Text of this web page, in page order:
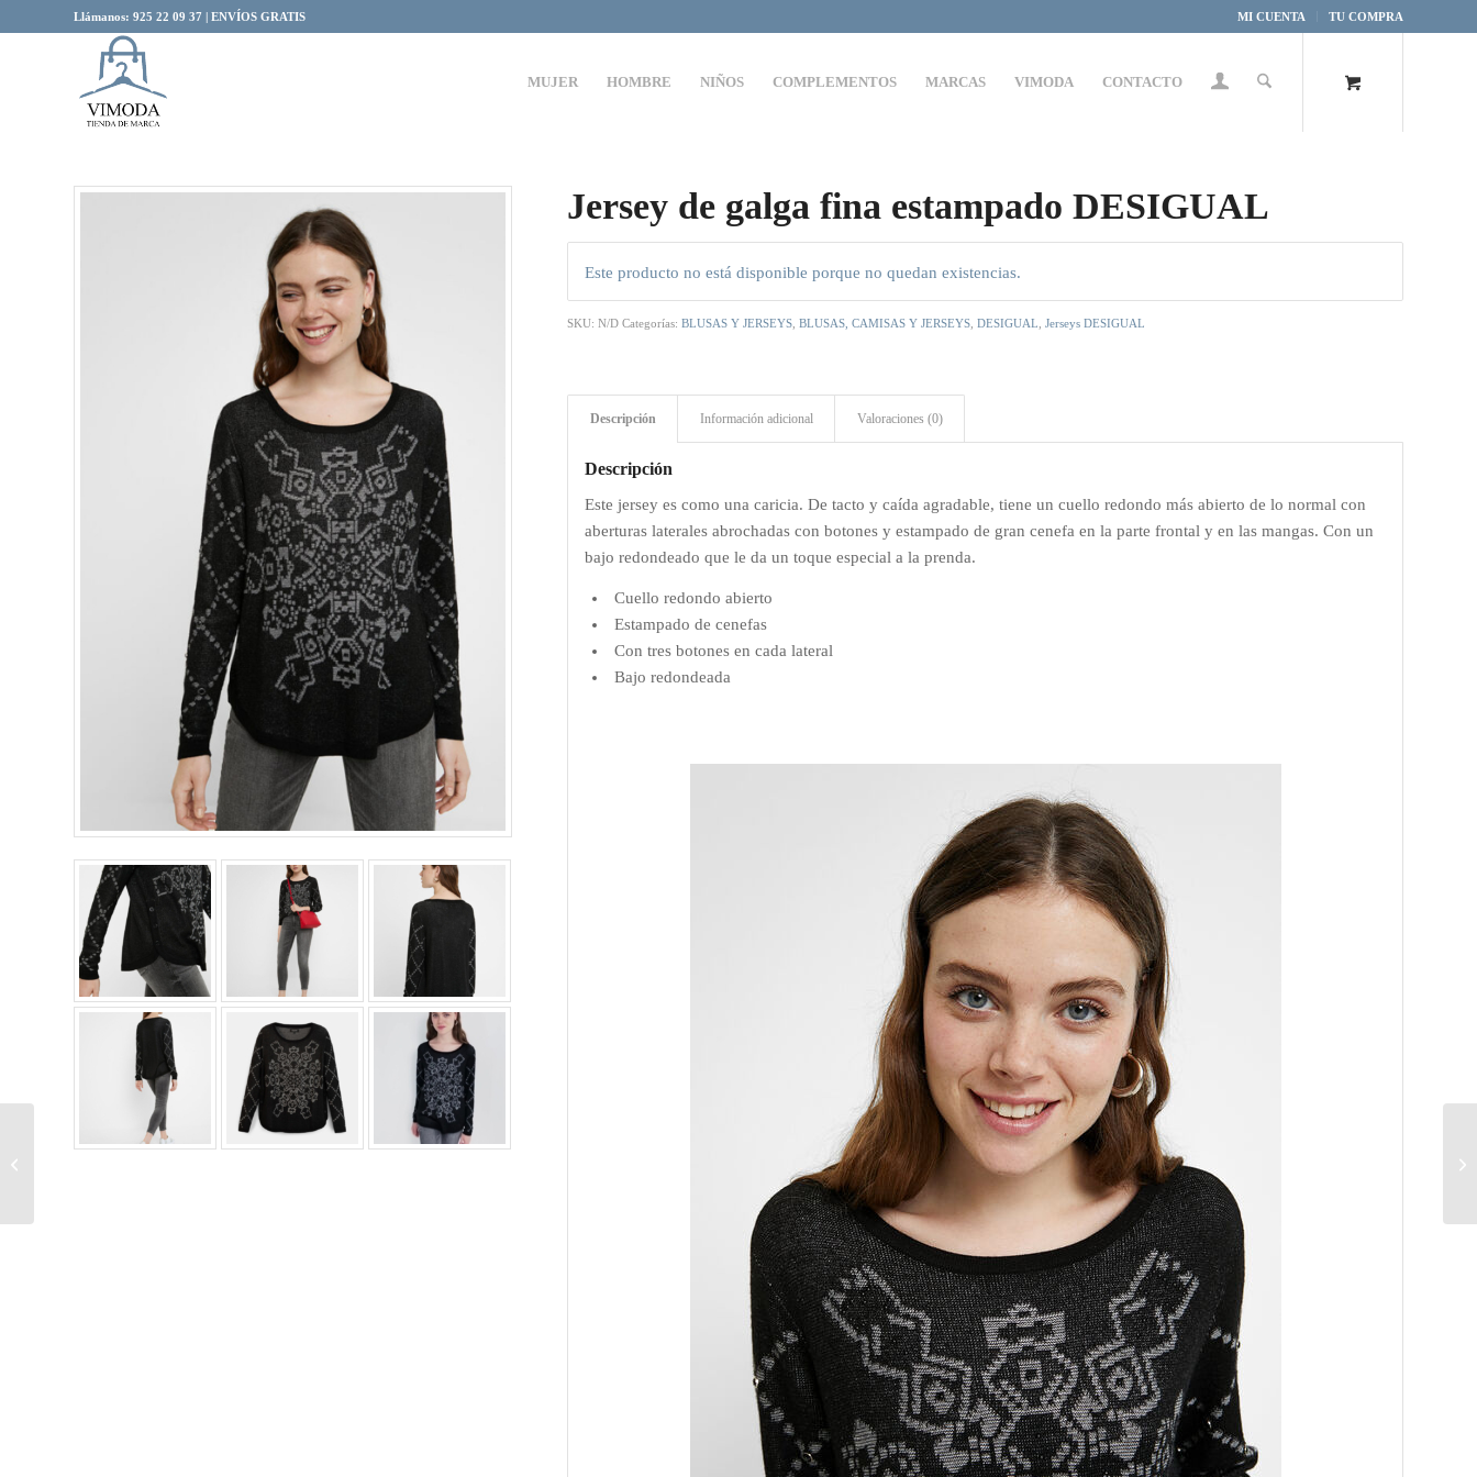
MI CUENTA TU COMPRA
Llámanos: 925 22 09 37 | ENVÍOS GRATIS
MUJER HOMBRE NIÑOS COMPLEMENTOS MARCAS VIMODA CONTACTO
Jersey de galga fina estampado DESIGUAL
Este producto no está disponible porque no quedan existencias.
SKU:N/D Categorías:BLUSAS Y JERSEYS ,BLUSAS, CAMISAS Y JERSEYS ,DESIGUAL ,Jerseys DESIGUAL
Descripción Información adicional Valoraciones (0)
Descripción
Este jersey es como una caricia. De tacto y caída agradable, tiene un cuello redondo más abierto de lo normal con
aberturas laterales abrochadas con botones y estampado de gran cenefa en la parte frontal y en las mangas. Con un
bajo redondeado que le da un toque especial a la prenda.
Cuello redondo abierto
Estampado de cenefas
Con tres botones en cada lateral
Bajo redondeada
Falda larga viscosa lúrex